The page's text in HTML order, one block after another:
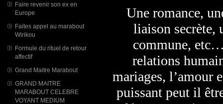
Faire revenir son ex en
Europe
Faites appel au marabout
Wirikou
Formule du rituel de retour
affectif
Grand Maitre Marabout
GRAND MAITRE
MARABOUT CELEBRE
VOYANT MEDIUM
Une romance,
liaison secrète,
commune,
relations
mariages, l’amour
puissant peut il